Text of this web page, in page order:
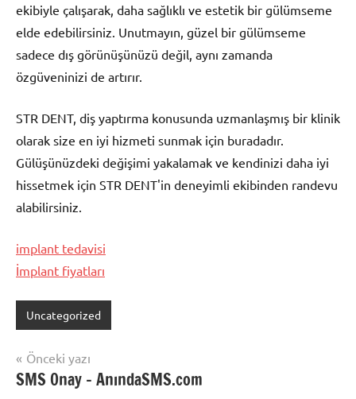
ekibiyle çalışarak, daha sağlıklı ve estetik bir gülümseme
elde edebilirsiniz. Unutmayın, güzel bir gülümseme
sadece dış görünüşünüzü değil, aynı zamanda
özgüveninizi de artırır.
STR DENT, diş yaptırma konusunda uzmanlaşmış bir klinik
olarak size en iyi hizmeti sunmak için buradadır.
Gülüşünüzdeki değişimi yakalamak ve kendinizi daha iyi
hissetmek için STR DENT'in deneyimli ekibinden randevu
alabilirsiniz.
implant tedavisi
İmplant fiyatları
Uncategorized
Yazı
gezinmesi
Önceki yazı
SMS Onay – AnındaSMS.com